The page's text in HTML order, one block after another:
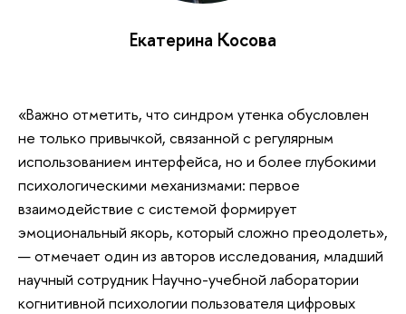
Екатерина Косова
«Важно отметить, что синдром утенка обусловлен
не только привычкой, связанной с регулярным
использованием интерфейса, но и более глубокими
психологическими механизмами: первое
взаимодействие с системой формирует
эмоциональный якорь, который сложно преодолеть»,
— отмечает один из авторов исследования, младший
научный сотрудник Научно-учебной лаборатории
когнитивной психологии пользователя цифровых